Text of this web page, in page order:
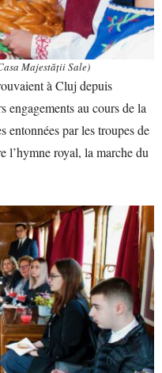
Majestății Sale)
à Cluj depuis
engagements au cours de la
entonnées par les troupes de
l’hymne royal, la marche du